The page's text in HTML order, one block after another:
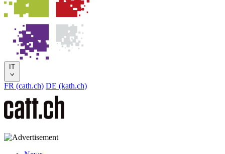
IT
FR (cath.ch) DE (kath.ch)